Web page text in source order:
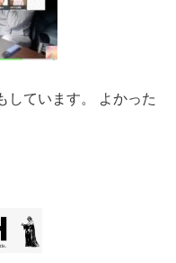
しています。 よかった